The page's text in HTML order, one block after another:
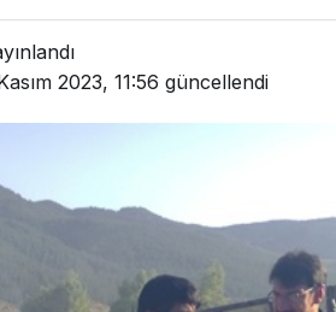
2023, 11:56 güncellendi
Tanınmış İsmi
Eğitim